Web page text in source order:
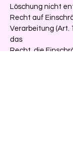
Löschung nicht
Recht auf
Verarbeitung (Art.
das
Recht, die